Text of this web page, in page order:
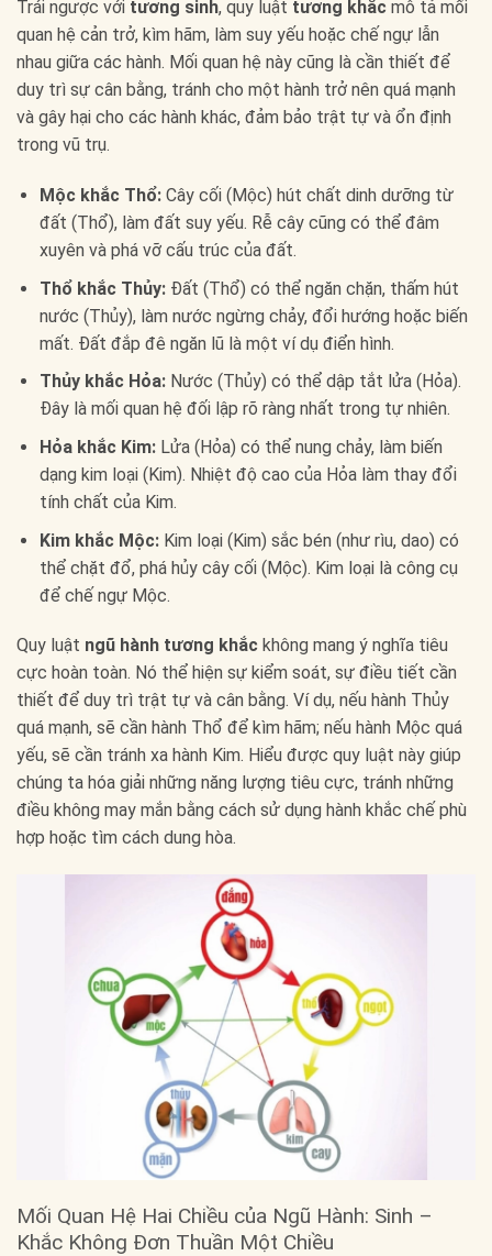
Trái ngược với tương sinh, quy luật tương khắc mô tả mối
quan hệ cản trở, kìm hãm, làm suy yếu hoặc chế ngự lẫn
nhau giữa các hành. Mối quan hệ này cũng là cần thiết để
duy trì sự cân bằng, tránh cho một hành trở nên quá mạnh
và gây hại cho các hành khác, đảm bảo trật tự và ổn định
trong vũ trụ.
Mộc khắc Thổ:Cây cối (Mộc) hút chất dinh dưỡng từ
đất (Thổ), làm đất suy yếu. Rễ cây cũng có thể đâm
xuyên và phá vỡ cấu trúc của đất.
Thổ khắc Thủy:Đất (Thổ) có thể ngăn chặn, thấm hút
nước (Thủy), làm nước ngừng chảy, đổi hướng hoặc biến
mất. Đất đắp đê ngăn lũ là một ví dụ điển hình.
Thủy khắc Hỏa:Nước (Thủy) có thể dập tắt lửa (Hỏa).
Đây là mối quan hệ đối lập rõ ràng nhất trong tự nhiên.
Hỏa khắc Kim:Lửa (Hỏa) có thể nung chảy, làm biến
dạng kim loại (Kim). Nhiệt độ cao của Hỏa làm thay đổi
tính chất của Kim.
Kim khắc Mộc:Kim loại (Kim) sắc bén (như rìu, dao) có
thể chặt đổ, phá hủy cây cối (Mộc). Kim loại là công cụ
để chế ngự Mộc.
Quy luật ngũ hành tương khắc không mang ý nghĩa tiêu
cực hoàn toàn. Nó thể hiện sự kiểm soát, sự điều tiết cần
thiết để duy trì trật tự và cân bằng. Ví dụ, nếu hành Thủy
quá mạnh, sẽ cần hành Thổ để kìm hãm; nếu hành Mộc quá
yếu, sẽ cần tránh xa hành Kim. Hiểu được quy luật này giúp
chúng ta hóa giải những năng lượng tiêu cực, tránh những
điều không may mắn bằng cách sử dụng hành khắc chế phù
hợp hoặc tìm cách dung hòa.
Mối Quan Hệ Hai Chiều của Ngũ Hành: Sinh –
Khắc Không Đơn Thuần Một Chiều